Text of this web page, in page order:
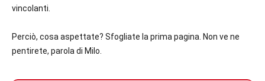
vincolanti.
Perciò, cosa aspettate? Sfogliate la prima pagina. Non ve ne
pentirete, parola di Milo.